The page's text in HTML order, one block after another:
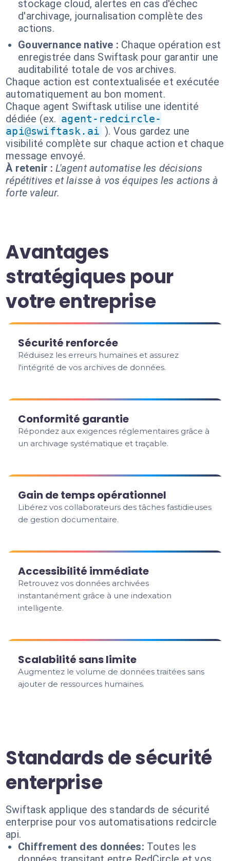
stockage cloud, alertes en cas d'échec
d'archivage, journalisation complète des
actions.
Gouvernance native : Chaque opération est
enregistrée dans Swiftask pour garantir une
auditabilité totale de vos archives.
Chaque action est contextualisée et exécutée
automatiquement au bon moment.
Chaque agent Swiftask utilise une identité
dédiée (ex. agent-redcircle-
api@swiftask.ai ). Vous gardez une
visibilité complète sur chaque action et chaque
message envoyé.
À retenir : L'agent automatise les décisions
répétitives et laisse à vos équipes les actions à
forte valeur.
Avantages
stratégiques pour
votre entreprise
Sécurité renforcée
Réduisez les erreurs humaines et assurez
l'intégrité de vos archives de données.
Conformité garantie
Répondez aux exigences réglementaires grâce à
un archivage systématique et traçable.
Gain de temps opérationnel
Libérez vos collaborateurs des tâches fastidieuses
de gestion documentaire.
Accessibilité immédiate
Retrouvez vos données archivées
instantanément grâce à une indexation
intelligente.
Scalabilité sans limite
Augmentez le volume de données traitées sans
ajouter de ressources humaines.
Standards de sécurité
enterprise
Swiftask applique des standards de sécurité
enterprise pour vos automatisations redcircle
api.
Chiffrement des données: Toutes les